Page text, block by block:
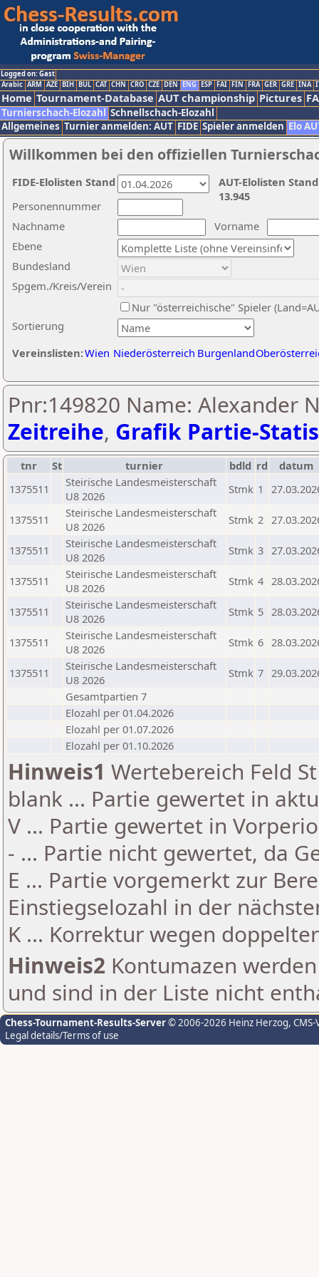
Logged on: Gast
Arabic ARM AZE BIH BUL CAT CHN CRO CZE DEN ENG ESP FAI FIN FRA GER GRE INA
Home Tournament-Database AUT championship Pictures
Turnierschach-Elozahl Schnellschach-Elozahl
Allgemeines Turnier anmelden: AUT FIDE Spieler anmelden Elo
Willkommen bei den offiziellen
Nachname
Vorname
Ebene
Sortierung
Personennummer
Bundesland
Spgem./Kreis/Verein
Nur "österreichische" Spieler
Vereinslisten:Wien Niederösterreich Burgenland
AUT-Elolisten
13.945
FIDE-Elolisten Stand
Pnr:149820 Name: Alexander
Zeitreihe, Grafik Partie-
tnr St turnier bdld rd
datum
1375511
Steirische Landesmeisterschaft
U8 2026
Stmk 1
1375511
Steirische Landesmeisterschaft
U8 2026
Stmk 2
1375511
Steirische Landesmeisterschaft
U8 2026
Stmk 3
1375511
Steirische Landesmeisterschaft
U8 2026
Stmk 4
1375511
Steirische Landesmeisterschaft
U8 2026
Stmk 5
1375511
Steirische Landesmeisterschaft
U8 2026
Stmk 6
1375511
Steirische Landesmeisterschaft
U8 2026
Stmk 7
Gesamtpartien 7
Elozahl per 01.04.2026
Elozahl per 01.07.2026
Elozahl per 01.10.2026
Hinweis1 Wertebereich Feld
blank ... Partie gewertet in
V ... Partie gewertet in
- ... Partie nicht gewertet, da
E ... Partie vorgemerkt zur
Einstiegselozahl in der
K ... Korrektur wegen
Hinweis2 Kontumazen
und sind in der Liste nicht
Chess-Tournament-Results-Server© 2006-2026 Heinz Herzog,
Legal details/Terms of use